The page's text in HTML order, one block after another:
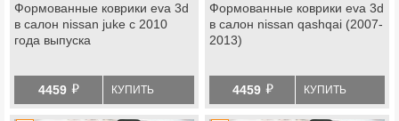
Формованные коврики eva 3d
в салон nissan juke с 2010
года выпуска
4459 й КУПИТЬ
Формованные коврики eva 3d
в салон nissan qashqai (2007-
2013)
4459 й КУПИТЬ